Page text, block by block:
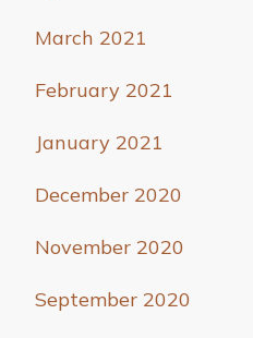
March 2021
February 2021
January 2021
December 2020
November 2020
September 2020